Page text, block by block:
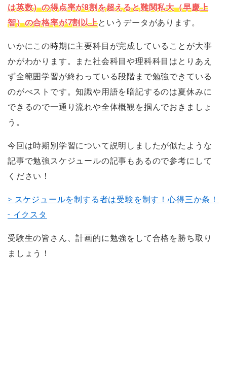
は英数）の得点率が8割を超えると難関私大（早慶上
智）の合格率が7割以上というデータがあります。
いかにこの時期に主要科目が完成していることが大事
かがわかります。また社会科目や理科科目はとりあえ
ず全範囲学習が終わっている段階まで勉強できている
のがべストです。知識や用語を暗記するのは夏休みに
できるので一通り流れや全体概観を掴んでおきましょ
う。
今回は時期別学習について説明しましたが似たような
記事で勉強スケジュールの記事もあるので参考にして
ください！
> スケジュールを制する者は受験を制す！心得三か条！
- イクスタ
受験生の皆さん、計画的に勉強をして合格を勝ち取り
ましょう！